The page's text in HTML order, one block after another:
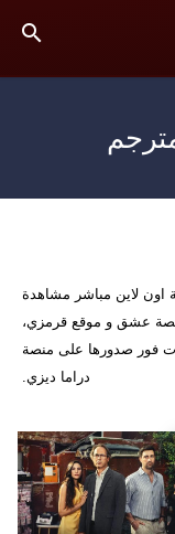
اون لاين مباشر مشاهدة
عشق و موقع قرمزي،
فور صدورها على منصة
دراما ديزي.